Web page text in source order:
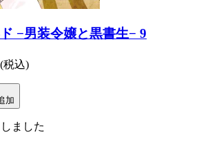
−男装令嬢と黒書生− 9
(税込)
加
ました